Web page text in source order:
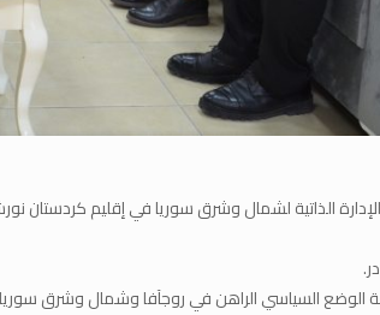
الذاتية لشمال وشرق سوريا في إقليم كردستان
السياسي الراهن في روجآفا وشمال وشرق سوريا